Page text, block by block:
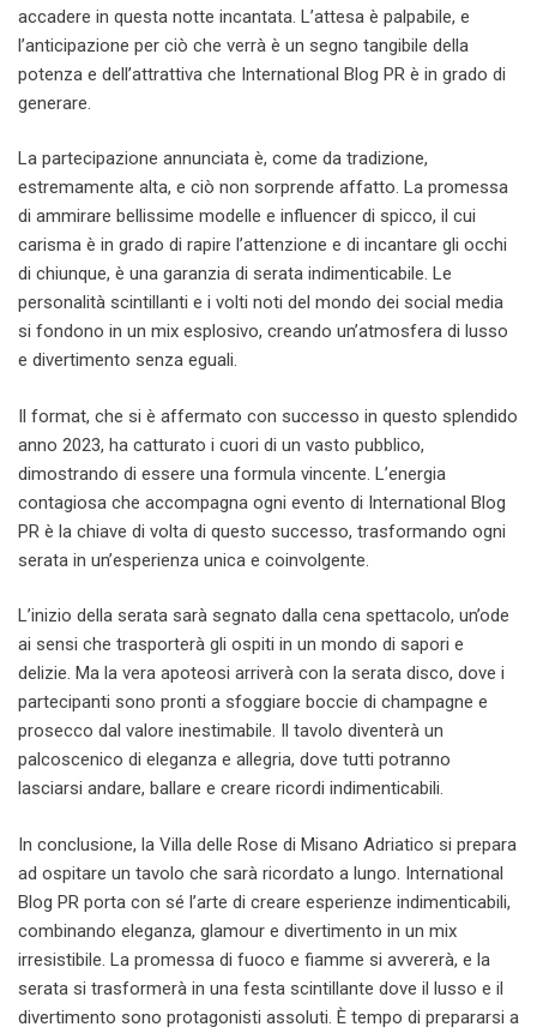
accadere in questa notte incantata. L’attesa è palpabile, e
l’anticipazione per ciò che verrà è un segno tangibile della
potenza e dell’attrattiva che International Blog PR è in grado di
generare.
La partecipazione annunciata è, come da tradizione,
estremamente alta, e ciò non sorprende affatto. La promessa
di ammirare bellissime modelle e influencer di spicco, il cui
carisma è in grado di rapire l’attenzione e di incantare gli occhi
di chiunque, è una garanzia di serata indimenticabile. Le
personalità scintillanti e i volti noti del mondo dei social media
si fondono in un mix esplosivo, creando un’atmosfera di lusso
e divertimento senza eguali.
Il format, che si è affermato con successo in questo splendido
anno 2023, ha catturato i cuori di un vasto pubblico,
dimostrando di essere una formula vincente. L’energia
contagiosa che accompagna ogni evento di International Blog
PR è la chiave di volta di questo successo, trasformando ogni
serata in un’esperienza unica e coinvolgente.
L’inizio della serata sarà segnato dalla cena spettacolo, un’ode
ai sensi che trasporterà gli ospiti in un mondo di sapori e
delizie. Ma la vera apoteosi arriverà con la serata disco, dove i
partecipanti sono pronti a sfoggiare boccie di champagne e
prosecco dal valore inestimabile. Il tavolo diventerà un
palcoscenico di eleganza e allegria, dove tutti potranno
lasciarsi andare, ballare e creare ricordi indimenticabili.
In conclusione, la Villa delle Rose di Misano Adriatico si prepara
ad ospitare un tavolo che sarà ricordato a lungo. International
Blog PR porta con sé l’arte di creare esperienze indimenticabili,
combinando eleganza, glamour e divertimento in un mix
irresistibile. La promessa di fuoco e fiamme si avvererà, e la
serata si trasformerà in una festa scintillante dove il lusso e il
divertimento sono protagonisti assoluti. È tempo di prepararsi a